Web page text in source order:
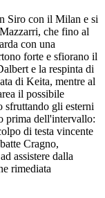
Siro con il Milan e si
che fino al
con una
forte e sfiorano il
e la respinta di
di Keita, mentre al
il possibile
sfruttando gli esterni
prima dell'intervallo:
di testa vincente
Cragno,
assistere dalla
rimediata